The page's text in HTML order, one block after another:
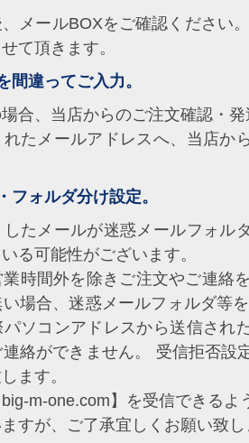
メールBOXをご確認ください
て頂きます。
間違ってご入力。
合、当店からのご注文確認・
たメールアドレスへ、当店か
フォルダ分け設定。
たメールが迷惑メールフォル
る可能性がございます。
時間外を除きご注文やご連絡
場合、迷惑メールフォルダ等
ソコンアドレスから送信され
絡ができません。 受信拒否設
ます。
m-one.com】を受信できるよ
すが、ご了承宜しくお願い致